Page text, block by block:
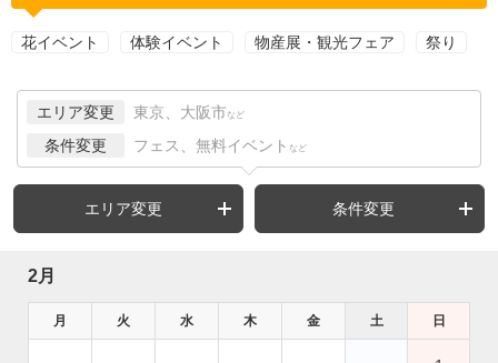
花イベント 体験イベント 物産展・観光フェア 祭り
エリア変更 東京、大阪市 など
条件変更 フェス、無料イベント など
エリア変更 条件変更
2月
月 火 水 木 金 土 日